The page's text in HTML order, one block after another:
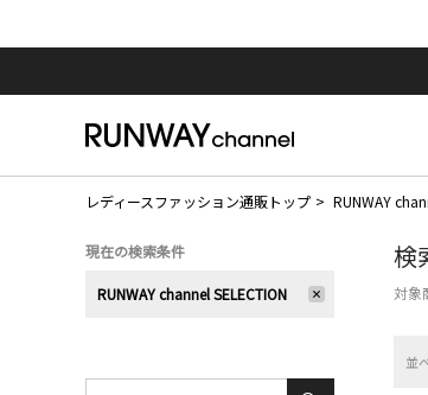
レディースファッション通販トップ RUNWAY
検
対象
並
現在の検索条件
RUNWAY channel SELECTION